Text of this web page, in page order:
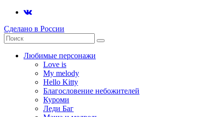
Сделано в России
Любимые персонажи
Love is
My melody
Hello Kitty
Благословение небожителей
Куроми
Леди Баг